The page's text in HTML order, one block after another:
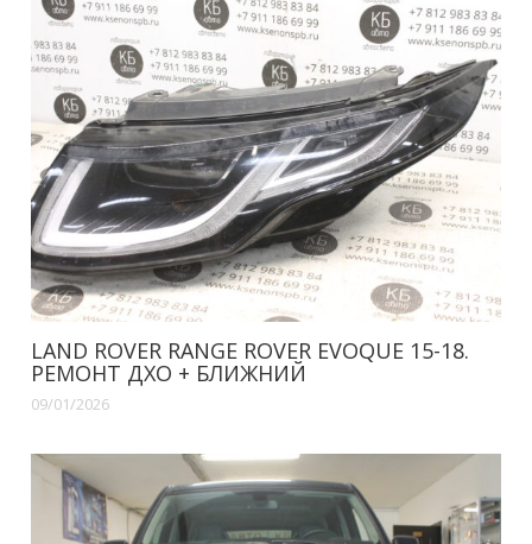
LAND ROVER RANGE ROVER EVOQUE 15-18.
РЕМОНТ ДХО + БЛИЖНИЙ
09/01/2026